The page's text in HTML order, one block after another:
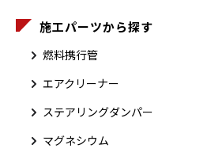
施工パーツから探す
燃料携行管
エアクリーナー
ステアリングダンパー
マグネシウム